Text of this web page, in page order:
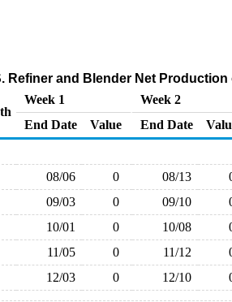
Refiner and Blender Net
Week 1
Week 2
End Date
Value End Date
08/06 0 08/13
09/03 0 09/10
10/01 0 10/08
11/05 0 11/12
12/03 0 12/10